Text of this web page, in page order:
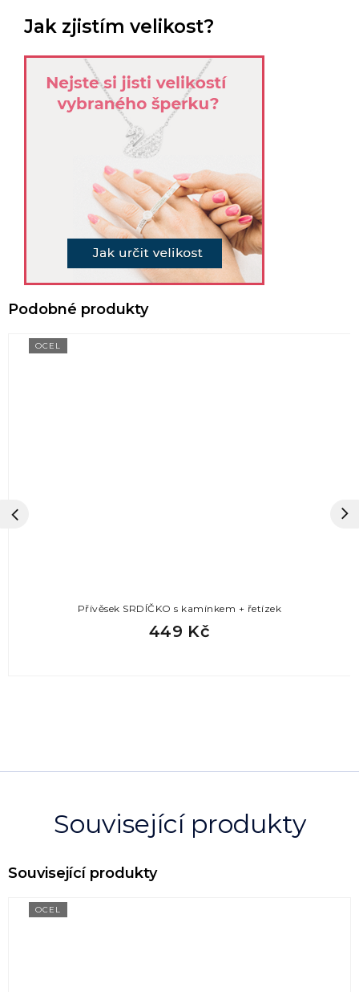
Související produkty
OCEL
Jak zjistím velikost?
OCEL
Přívěsek SRDÍČKO s kamínkem + řetízek
449 Kč